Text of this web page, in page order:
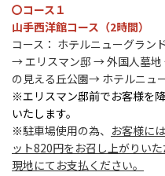
〇コース１
山手西洋館コース（2時間）
コース： ホテルニューグラン
→ エリスマン邸 → 外国人墓
の見える丘公園→ ホテルニュ
※エリスマン邸前でお客様を
いたします。
※駐車場使用の為、 お客様に
ット820円をお召し上がりい
現地にてお支払ください。